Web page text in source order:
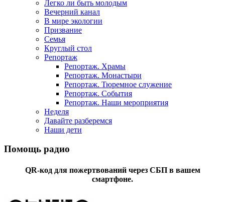
Легко ли быть молодым
Вечерний канал
В мире экологии
Призвание
Семья
Круглый стол
Репортаж
Репортаж. Храмы
Репортаж. Монастыри
Репортаж. Тюремное служение
Репортаж. События
Репортаж. Наши мероприятия
Неделя
Давайте разберемся
Наши дети
Помощь радио
QR-код для пожертвований через СБП в вашем
смартфоне.